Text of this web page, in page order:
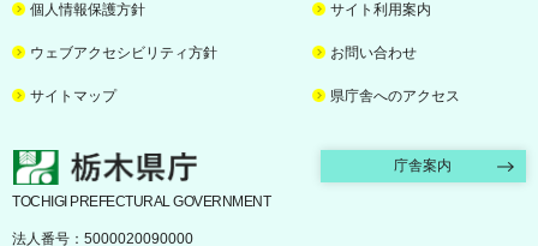
個人情報保護方針 サイト利用案内
ウェブアクセシビリティ方針 お問い合わせ
サイトマップ 県庁舎へのアクセス
栃木県庁 庁舎案内
TOCHIGI PREFECTURAL GOVERNMENT
法人番号：5000020090000